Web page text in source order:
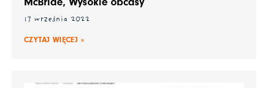
17 września 2022
CZYTAJ WIĘCEJ »